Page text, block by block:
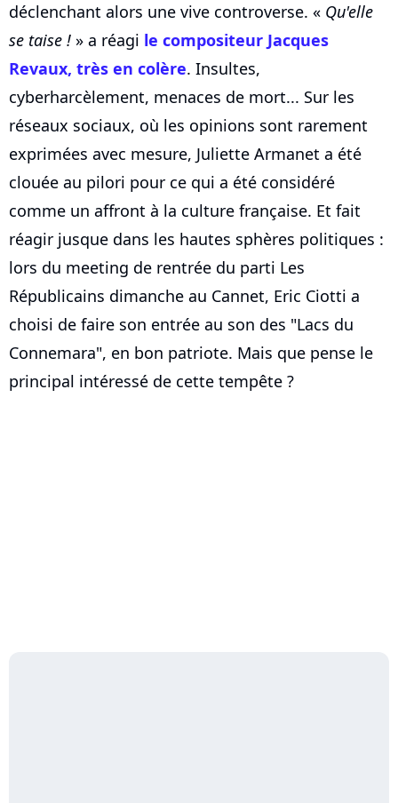
déclenchant alors une vive controverse. « Qu'elle
se taise ! » a réagi le compositeur Jacques
Revaux, très en colère. Insultes,
cyberharcèlement, menaces de mort... Sur les
réseaux sociaux, où les opinions sont rarement
exprimées avec mesure, Juliette Armanet a été
clouée au pilori pour ce qui a été considéré
comme un affront à la culture française. Et fait
réagir jusque dans les hautes sphères politiques :
lors du meeting de rentrée du parti Les
Républicains dimanche au Cannet, Eric Ciotti a
choisi de faire son entrée au son des "Lacs du
Connemara", en bon patriote. Mais que pense le
principal intéressé de cette tempête ?